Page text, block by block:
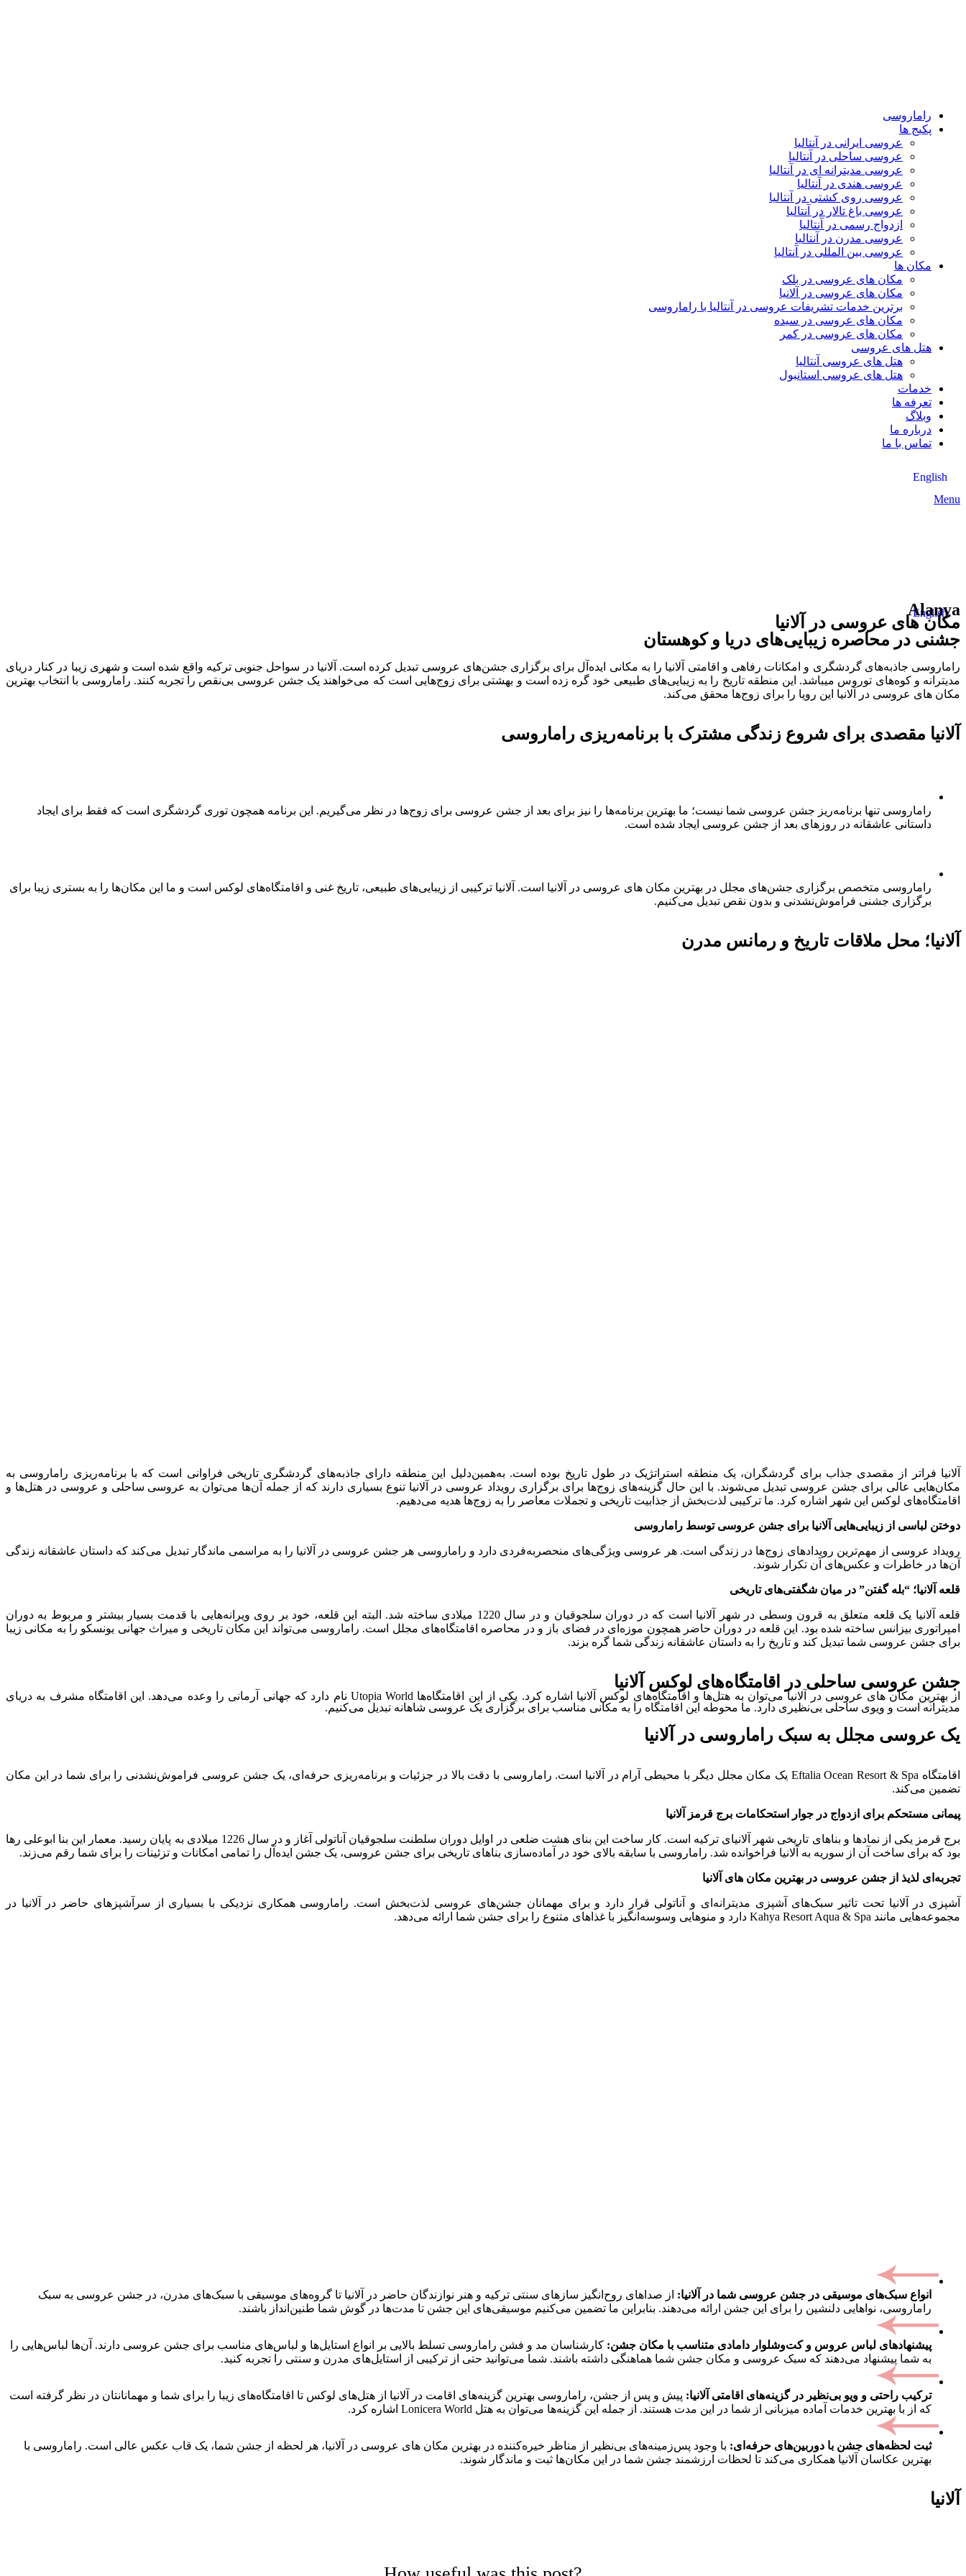
راماروسی
پکیج ها
عروسی ایرانی در آنتالیا
عروسی ساحلی در آنتالیا
عروسی مدیترانه ای در آنتالیا
عروسی هندی در آنتالیا
عروسی روی کشتی در آنتالیا
عروسی باغ تالار در آنتالیا
ازدواج رسمی در آنتالیا
عروسی مدرن در آنتالیا
عروسی بین المللی در آنتالیا
مکان ها
مکان های عروسی در بلک
مکان های عروسی در آلانیا
برترین خدمات تشریفات عروسی در آنتالیا با راماروسی
مکان های عروسی در سیده
مکان های عروسی در کمر
هتل های عروسی
هتل های عروسی آنتالیا
هتل های عروسی استانبول
خدمات
تعرفه ها
وبلاگ
درباره ما
تماس با ما
English
Menu
English
Alanya
مکان های عروسی در آلانیا
جشنی در محاصره زیبایی‌های دریا و کوهستان
راماروسی جاذبه‌های گردشگری و امکانات رفاهی و اقامتی آلانیا را به مکانی ایده‌آل برای برگزاری جشن‌های عروسی تبدیل کرده است. آلانیا در سواحل جنوبی ترکیه واقع شده است و شهری زیبا در کنار دریای
مدیترانه و کوه‌های توروس میباشد. این منطقه تاریخ را به زیبایی‌های طبیعی خود گره زده است و بهشتی برای زوج‌هایی است که می‌خواهند یک جشن عروسی بی‌نقص را تجربه کنند. راماروسی با انتخاب بهترین
مکان های عروسی در آلانیا این رویا را برای زوج‌ها محقق می‌کند.
آلانیا مقصدی برای شروع زندگی مشترک با برنامه‌ریزی راماروسی
راماروسی تنها برنامه‌ریز جشن عروسی شما نیست؛ ما بهترین برنامه‌ها را نیز برای بعد از جشن عروسی برای زوج‌ها در نظر می‌گیریم. این برنامه همچون توری گردشگری است که فقط برای ایجاد
داستانی عاشقانه در روزهای بعد از جشن عروسی ایجاد شده است.
راماروسی متخصص برگزاری جشن‌های مجلل در بهترین مکان های عروسی در آلانیا است. آلانیا ترکیبی از زیبایی‌های طبیعی، تاریخ غنی و اقامتگاه‌های لوکس است و ما این مکان‌ها را به بستری زیبا برای
برگزاری جشنی فراموش‌نشدنی و بدون نقص تبدیل می‌کنیم.
آلانیا؛ محل ملاقات تاریخ و رمانس مدرن
آلانیا فراتر از مقصدی جذاب برای گردشگران، یک منطقه استراتژیک در طول تاریخ بوده است. به‌همین‌دلیل این منطقه دارای جاذبه‌های گردشگری تاریخی فراوانی است که با برنامه‌ریزی راماروسی به
مکان‌هایی عالی برای جشن عروسی تبدیل می‌شوند. با این حال گزینه‌های زوج‌ها برای برگزاری رویداد عروسی در آلانیا تنوع بسیاری دارند که از جمله آن‌ها می‌توان به عروسی ساحلی و عروسی در هتل‌ها و
اقامتگاه‌های لوکس این شهر اشاره کرد. ما ترکیبی لذت‌بخش از جذابیت تاریخی و تجملات معاصر را به زوج‌ها هدیه می‌دهیم.
دوختن لباسی از زیبایی‌هایی آلانیا برای جشن عروسی توسط راماروسی
رویداد عروسی از مهم‌ترین رویدادهای زوج‌ها در زندگی است. هر عروسی ویژگی‌های منحصربه‌فردی دارد و راماروسی هر جشن عروسی در آلانیا را به مراسمی ماندگار تبدیل می‌کند که داستان عاشقانه زندگی
آن‌ها در خاطرات و عکس‌های آن تکرار شوند.
قلعه آلانیا؛ “بله گفتن” در میان شگفتی‌های تاریخی
قلعه آلانیا یک قلعه متعلق به قرون وسطی در شهر آلانیا است که در دوران سلجوقیان و در سال 1220 میلادی ساخته شد. البته این قلعه، خود بر روی ویرانه‌هایی با قدمت بسیار بیشتر و مربوط به دوران
امپراتوری بیزانس ساخته شده بود. این قلعه در دوران حاضر همچون موزه‌ای در فضای باز و در محاصره اقامتگاه‌های مجلل است. راماروسی می‌تواند این مکان تاریخی و میراث جهانی یونسکو را به مکانی زیبا
برای جشن عروسی شما تبدیل کند و تاریخ را به داستان عاشقانه زندگی شما گره بزند.
جشن عروسی ساحلی در اقامتگاه‌های لوکس آلانیا
از بهترین مکان های عروسی در آلانیا می‌توان به هتل‌ها و اقامتگاه‌های لوکس آلانیا اشاره کرد. یکی از این اقامتگاه‌ها Utopia World نام دارد که جهانی آرمانی را وعده می‌دهد. این اقامتگاه مشرف به دریای
مدیترانه است و ویوی ساحلی بی‌نظیری دارد. ما محوطه این اقامتگاه را به مکانی مناسب برای برگزاری یک عروسی شاهانه تبدیل می‌کنیم.
یک عروسی مجلل به سبک راماروسی در آلانیا
اقامتگاه Eftalia Ocean Resort & Spa یک مکان مجلل دیگر با محیطی آرام در آلانیا است. راماروسی با دقت بالا در جزئیات و برنامه‌ریزی حرفه‌ای، یک جشن عروسی فراموش‌نشدنی را برای شما در این مکان
تضمین می‌کند.
پیمانی مستحکم برای ازدواج در جوار استحکامات برج قرمز آلانیا
برج قرمز یکی از نمادها و بناهای تاریخی شهر آلانیای ترکیه است. کار ساخت این بنای هشت ضلعی در اوایل دوران سلطنت سلجوقیان آناتولی آغاز و در سال 1226 میلادی به پایان رسید. معمار این بنا ابوعلی رها
بود که برای ساخت آن از سوریه به آلانیا فراخوانده شد. راماروسی با سابقه بالای خود در آماده‌سازی بناهای تاریخی برای جشن عروسی، یک جشن ایده‌آل را تمامی امکانات و تزئینات را برای شما رقم می‌زند.
تجربه‌ای لذیذ از جشن عروسی در بهترین مکان های آلانیا
آشپزی در آلانیا تحت تاثیر سبک‌های آشپزی مدیترانه‌ای و آناتولی قرار دارد و برای مهمانان جشن‌های عروسی لذت‌بخش است. راماروسی همکاری نزدیکی با بسیاری از سرآشپزهای حاضر در آلانیا در
مجموعه‌هایی مانند Kahya Resort Aqua & Spa دارد و منوهایی وسوسه‌انگیز با غذاهای متنوع را برای جشن شما ارائه می‌دهد.
انواع سبک‌های موسیقی در جشن عروسی شما در آلانیا: از صداهای روح‌انگیز سازهای سنتی ترکیه و هنر نوازندگان حاضر در آلانیا تا گروه‌های موسیقی با سبک‌های مدرن، در جشن عروسی به سبک
راماروسی، نواهایی دلنشین را برای این جشن ارائه می‌دهند. بنابراین ما تضمین می‌کنیم موسیقی‌های این جشن تا مدت‌ها در گوش شما طنین‌انداز باشند.
پیشنهادهای لباس عروس و کت‌وشلوار دامادی متناسب با مکان جشن: کارشناسان مد و فشن راماروسی تسلط بالایی بر انواع استایل‌ها و لباس‌های مناسب برای جشن عروسی دارند. آن‌ها لباس‌هایی را
به شما پیشنهاد می‌دهند که سبک عروسی و مکان جشن شما هماهنگی داشته باشند. شما می‌توانید حتی از ترکیبی از استایل‌های مدرن و سنتی را تجربه کنید.
ترکیب راحتی و ویو بی‌نظیر در گزینه‌های اقامتی آلانیا: پیش و پس از جشن، راماروسی بهترین گزینه‌های اقامت در آلانیا از هتل‌های لوکس تا اقامتگاه‌های زیبا را برای شما و مهمانانتان در نظر گرفته است
که از با بهترین خدمات آماده میزبانی از شما در این مدت هستند. از جمله این گزینه‌ها می‌توان به هتل Lonicera World اشاره کرد.
ثبت لحظه‌های جشن با دوربین‌های حرفه‌ای: با وجود پس‌زمینه‌های بی‌نظیر از مناظر خیره‌کننده در بهترین مکان های عروسی در آلانیا، هر لحظه از جشن شما، یک قاب عکس عالی است. راماروسی با
بهترین عکاسان آلانیا همکاری می‌کند تا لحظات ارزشمند جشن شما در این مکان‌ها ثبت و ماندگار شوند.
آلانیا